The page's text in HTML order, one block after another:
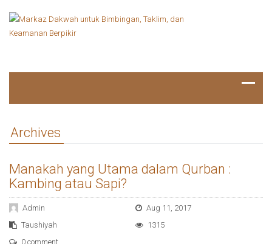
Archives
Manakah yang Utama dalam Qurban :
Kambing atau Sapi?
Admin
Aug 11, 2017
Taushiyah
1315
0 comment